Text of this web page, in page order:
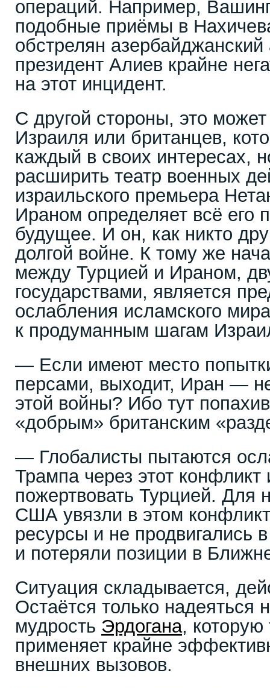
операций. Например,
подобные приёмы в
обстрелян азербайджанский
президент Алиев крайне
на этот инцидент.
С другой стороны, это
Израиля или британцев,
каждый в своих интересах,
расширить театр военных
израильского премьера
Ираном определяет всё его
будущее. И он, как никто
долгой войне. К тому же
между Турцией и Ираном,
государствами, является
ослабления исламского
к продуманным шагам
— Если имеют место
персами, выходит, Иран —
этой войны? Ибо тут
«добрым» британским
— Глобалисты пытаются
Трампа через этот конфликт
пожертвовать Турцией. Для
США увязли в этом
ресурсы и не
и потеряли позиции в
Ситуация складывается,
Остаётся только надеяться
мудрость Эрдогана, которую
применяет крайне
внешних вызовов.